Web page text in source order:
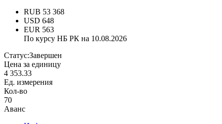
RUB 53 368
USD 648
EUR 563
По курсу НБ РК на 10.08.2026
Статус:Завершен
Цена за единицу
4 353.33
Ед. измерения
Кол-во
70
Аванс